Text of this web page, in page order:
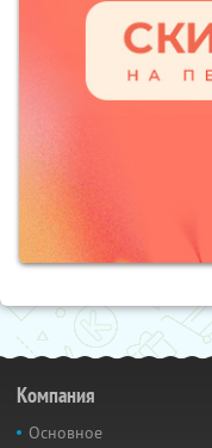
Компания
Основное